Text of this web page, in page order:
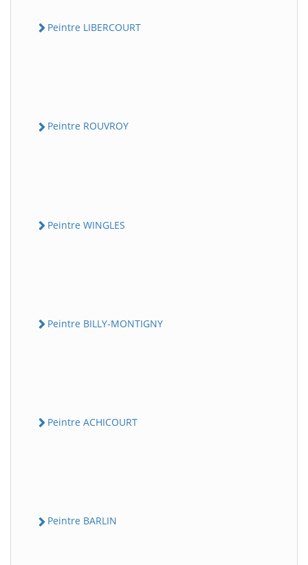
Peintre LIBERCOURT
Peintre ROUVROY
Peintre WINGLES
Peintre BILLY-MONTIGNY
Peintre ACHICOURT
Peintre BARLIN